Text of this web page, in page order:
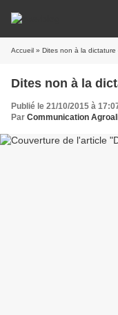
Accueil » Dites non à la dictature
Dites non à la
Publié le 21/10/2015 à
Par Communication